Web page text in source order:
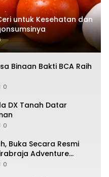
untuk Kesehatan dan
Binaan Bakti BCA Raih
0
DX Tanah Datar
0
Buka Secara Resmi
Adventure
0